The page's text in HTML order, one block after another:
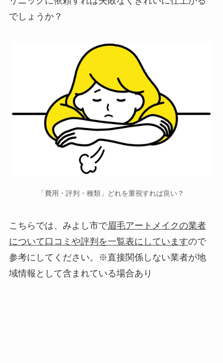
でしょうか？
「費用・評判・種類」どれを重視すれば良い？
こちらでは、みよし市で眉毛アートメイクの業者
について口コミや評判を一覧表にしていますので
参考にしてください。※直接関係しない業者が地
域情報として含まれている場合あり